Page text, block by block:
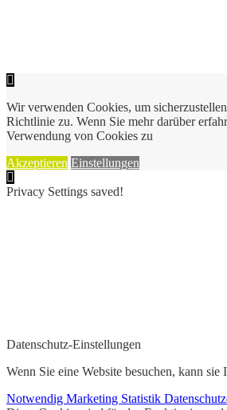
Wir verwenden Cookies, um
Richtlinie zu. Wenn Sie mehr darüber
Verwendung von Cookies zu
Akzeptieren Einstellungen
Privacy Settings saved!
Datenschutz-Einstellungen
Wenn Sie eine Website besuchen, kann
Notwendig Marketing Statistik